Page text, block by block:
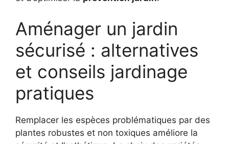
Aménager un jardin
sécurisé : alternatives
et conseils jardinage
pratiques
Remplacer les espèces problématiques par des
plantes robustes et non toxiques améliore la